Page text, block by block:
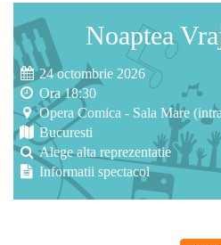
Noaptea
24 octombrie 2026
Ora 18:30
Opera Comica - Sala Mare
Bucuresti
Alege alta reprezentatie
Informatii spectacol